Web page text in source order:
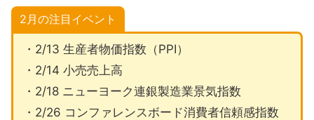
2月の注目イベント
・2/13 生産者物価指数（PPI）
・2/14 小売売上高
・2/18 ニューヨーク連銀製造業景気指数
・2/26 コンファレンスボード消費者信頼感指数